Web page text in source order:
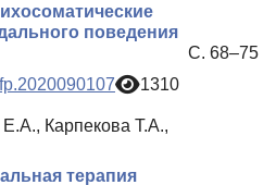
поведения
С. 68–75
1310
Карпекова Т.А.,
терапия